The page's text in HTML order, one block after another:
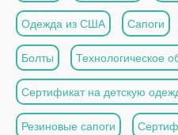
Одежда из США Сапоги
Болты Технологическое
Сертификат на детскую
Резиновые сапоги